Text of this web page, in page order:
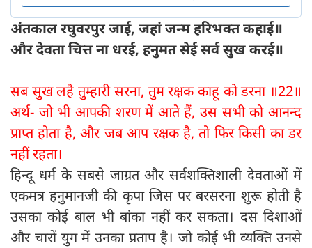
अंतकाल रघुवरपुर जाई, जहां जन्म हरिभक्त कहाई॥
और देवता चित्त ना धरई, हनुमत सेई सर्व सुख करई॥
सब सुख लहै तुम्हारी सरना, तुम रक्षक काहू को डरना ॥22॥
अर्थ- जो भी आपकी शरण में आते हैं, उस सभी को आनन्द
प्राप्त होता है, और जब आप रक्षक है, तो फिर किसी का डर
नहीं रहता।
हिन्दू धर्म के सबसे जाग्रत और सर्वशक्तिशाली देवताओं में
एकमत्र हनुमानजी की कृपा जिस पर बरसरना शुरू होती है
उसका कोई बाल भी बांका नहीं कर सकता। दस दिशाओं
और चारों युग में उनका प्रताप है। जो कोई भी व्यक्ति उनसे